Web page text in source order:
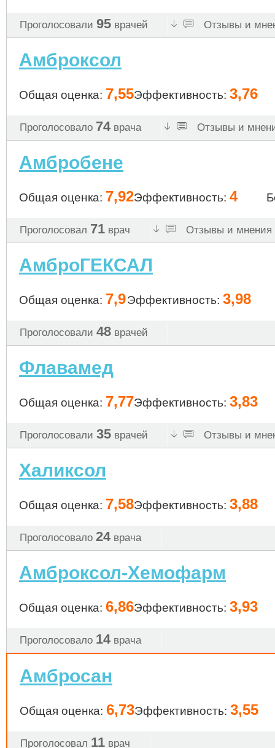
Проголосовали 95 врачей Отзывы и
Амброксол
Общая оценка: 7,55Эффективность: 3,76
Проголосовало 74 врача Отзывы и
Амбробене
Общая оценка: 7,92Эффективность: 4
Проголосовал 71 врач Отзывы и мнения
АмброГЕКСАЛ
Общая оценка: 7,9Эффективность: 3,98
Проголосовали 48 врачей
Флавамед
Общая оценка: 7,77Эффективность: 3,83
Проголосовали 35 врачей Отзывы и
Халиксол
Общая оценка: 7,58Эффективность: 3,88
Проголосовало 24 врача
Амброксол-Хемофарм
Общая оценка: 6,86Эффективность: 3,93
Проголосовало 14 врача
Амбросан
Общая оценка: 6,73Эффективность: 3,55
Проголосовал 11 врач